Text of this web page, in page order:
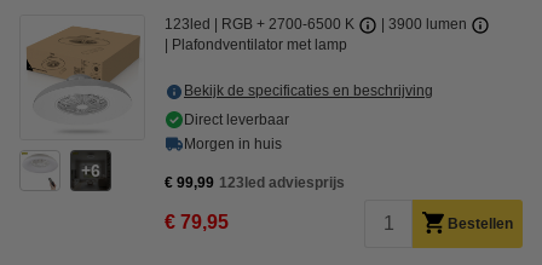
6
123led RGB + 2700-6500 K
3900 lumen
Plafondventilator met lamp
Bekijk de specificaties en beschrijving
Direct leverbaar
Morgen in huis
€ 99,99 123led adviesprijs
€ 79,95 Bestellen